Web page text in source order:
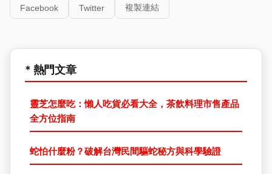
Facebook Twitter 複製連結
* 熱門文章
靈芝怎麼吃：懶人吃貨必看大全，茶飲料理市售產品
全方位指南
蛇怕什麼粉？破解台灣民間驅蛇秘方與科學驗證